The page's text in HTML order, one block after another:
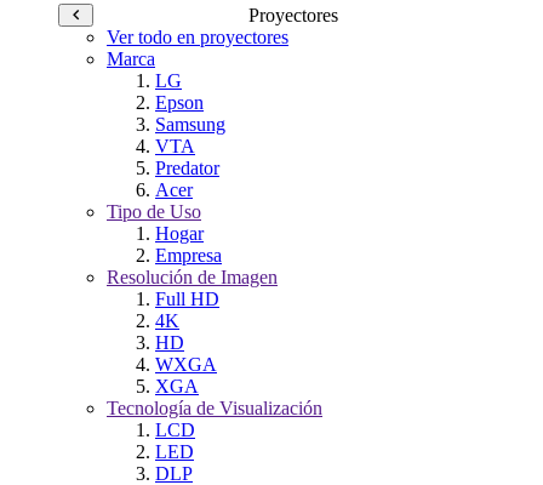
Proyectores
Ver todo en proyectores
Marca
LG
Epson
Samsung
VTA
Predator
Acer
Tipo de Uso
Hogar
Empresa
Resolución de Imagen
Full HD
4K
HD
WXGA
XGA
Tecnología de Visualización
LCD
LED
DLP